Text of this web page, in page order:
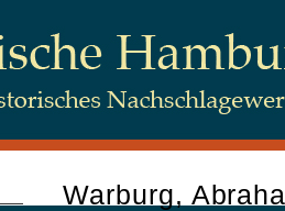
Warburg,